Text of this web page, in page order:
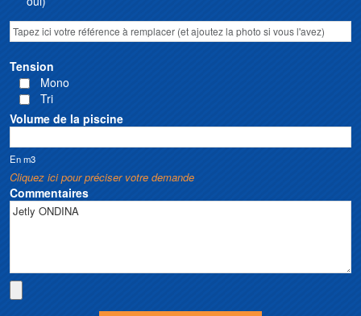
Tension
Mono
Tri
Volume de la piscine
En m3
Cliquez ici pour préciser votre demande
Commentaires